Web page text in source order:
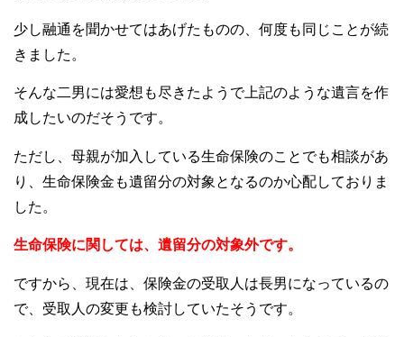
少し融通を聞かせてはあげたものの、何度も同じことが続
きました。
そんな二男には愛想も尽きたようで上記のような遺言を作
成したいのだそうです。
ただし、母親が加入している生命保険のことでも相談があ
り、生命保険金も遺留分の対象となるのか心配しておりま
した。
生命保険に関しては、遺留分の対象外です。
ですから、現在は、保険金の受取人は長男になっているの
で、受取人の変更も検討していたそうです。